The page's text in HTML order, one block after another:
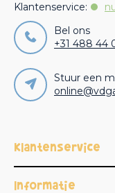
Klantenservice:
Bel ons
+31 488 44
Stuur een
Klantenservice
Informatie